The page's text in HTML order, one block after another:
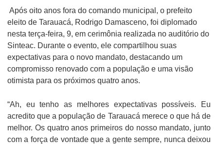
Após oito anos fora do comando municipal, o prefeito
eleito de Tarauacá, Rodrigo Damasceno, foi diplomado
nesta terça-feira, 9, em cerimônia realizada no auditório do
Sinteac. Durante o evento, ele compartilhou suas
expectativas para o novo mandato, destacando um
compromisso renovado com a população e uma visão
otimista para os próximos quatro anos.
“Ah, eu tenho as melhores expectativas possíveis. Eu
acredito que a população de Tarauacá merece o que há de
melhor. Os quatro anos primeiros do nosso mandato, junto
com a força de vontade que a gente sempre, nunca deixou